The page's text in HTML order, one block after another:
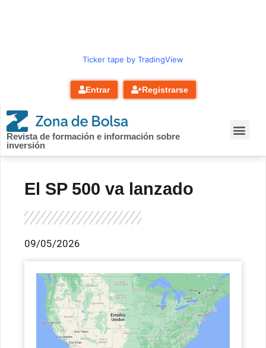
Ticker tape by TradingView
Entrar Registrarse
Revista de formación e información sobre
inversión
El SP 500 va lanzado
09/05/2026